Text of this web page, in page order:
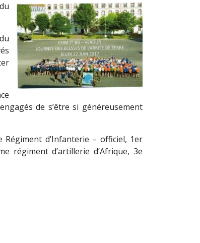
de s’être si généreusement
d’Infanterie – officiel, 1er
régiment d’artillerie d’Afrique, 3e